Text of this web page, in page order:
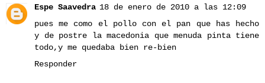
Espe Saavedra 18 de enero de 2010 a las 12:09
pues me como el pollo con el pan que has hecho
y de postre la macedonia que menuda pinta tiene
todo,y me quedaba bien re-bien
Responder